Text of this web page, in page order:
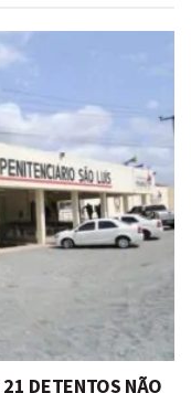
DETENTOS NÃO